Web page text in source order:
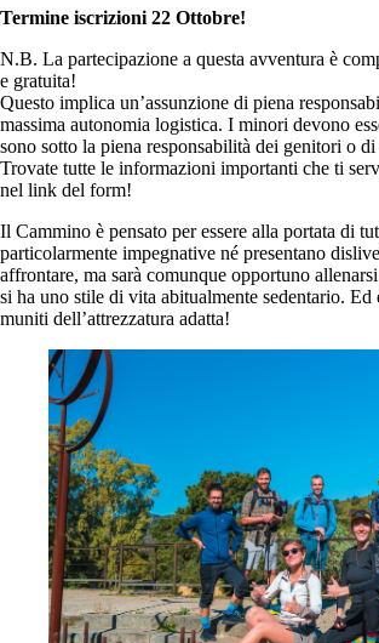
Termine iscrizioni 22 Ottobre!
N.B. La partecipazione a questa avventura è
e gratuita!
Questo implica un’assunzione di piena
massima autonomia logistica. I minori devono
sono sotto la piena responsabilità dei genitori o
Trovate tutte le informazioni importanti che ti
nel link del form!
Il Cammino è pensato per essere alla portata di
particolarmente impegnative né presentano
affrontare, ma sarà comunque opportuno
si ha uno stile di vita abitualmente sedentario. Ed
muniti dell’attrezzatura adatta!